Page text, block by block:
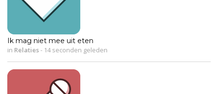
Ik mag niet mee uit eten
in Relaties- 14 seconden geleden